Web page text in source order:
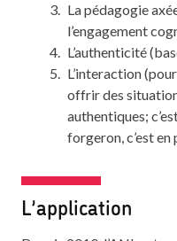
La pédagogie
l’engagement
L’authenticité
L’interaction
offrir des
authentiques;
forgeron, c’est
L’application